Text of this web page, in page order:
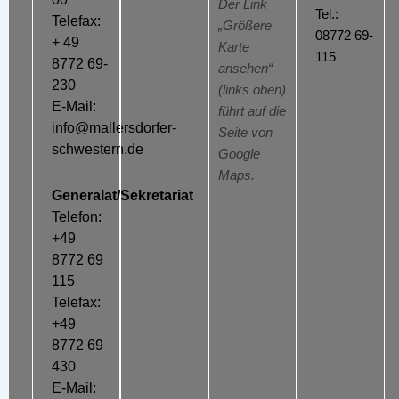
Telefax:
+ 49
8772 69-
230
E-Mail:
info@mallersdorfer-
schwestern.de
Generalat/Sekretariat
Telefon:
+49
8772 69
115
Telefax:
+49
8772 69
430
E-Mail:
Der Link
„Größere
Karte
ansehen“
(links oben)
führt auf die
Seite von
Google
Maps.
Tel.:
08772 69-
115